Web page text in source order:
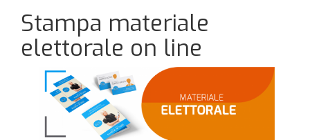
Stampa materiale
elettorale on line